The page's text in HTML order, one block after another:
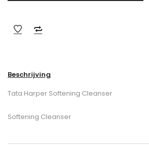
Beschrijving
Tata Harper Softening Cleanser
Softening Cleanser